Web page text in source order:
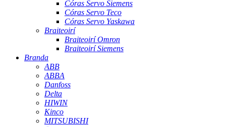
Córas Servo Siemens
Córas Servo Teco
Córas Servo Yaskawa
Braiteoirí
Braiteoirí Omron
Braiteoirí Siemens
Branda
ABB
ABBA
Danfoss
Delta
HIWIN
Kinco
MITSUBISHI